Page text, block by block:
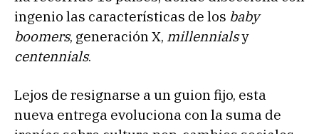
ingenio las características de los baby
boomers, generación X, millennialsy
centennials.
Lejos de resignarse a un guion fijo, esta
nueva entrega evoluciona con la suma de